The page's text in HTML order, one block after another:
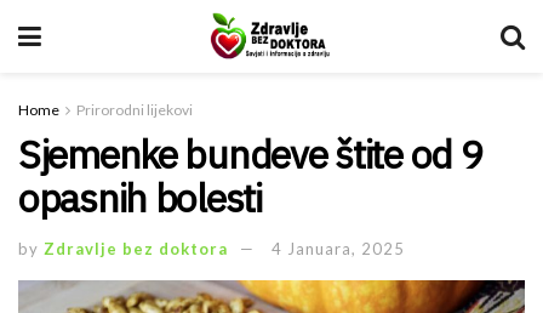
Home Prirorodni lijekovi
Sjemenke bundeve štite od 9
opasnih bolesti
by Zdravlje bez doktora 4 Januara, 2025